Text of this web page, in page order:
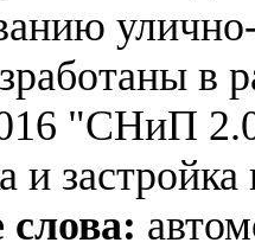
в
"СНиП
и